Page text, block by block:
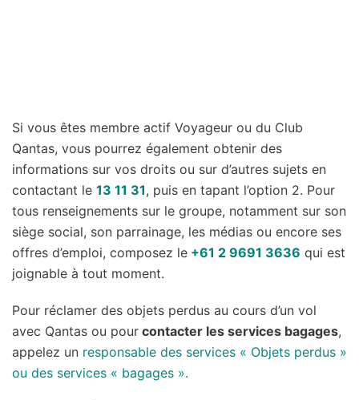
Si vous êtes membre actif Voyageur ou du Club
Qantas, vous pourrez également obtenir des
informations sur vos droits ou sur d’autres sujets en
contactant le 13 11 31, puis en tapant l’option 2. Pour
tous renseignements sur le groupe, notamment sur son
siège social, son parrainage, les médias ou encore ses
offres d’emploi, composez le +61 2 9691 3636 qui est
joignable à tout moment.
Pour réclamer des objets perdus au cours d’un vol
avec Qantas ou pour contacter les services bagages,
appelez un responsable des services « Objets perdus »
ou des services « bagages ».